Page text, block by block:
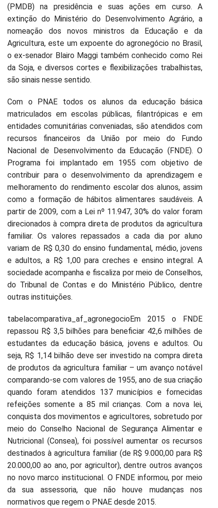
(PMDB) na presidência e suas ações em curso. A
extinção do Ministério do Desenvolvimento Agrário, a
nomeação dos novos ministros da Educação e da
Agricultura, este um expoente do agronegócio no Brasil,
o ex-senador Blairo Maggi também conhecido como Rei
da Soja, e diversos cortes e flexibilizações trabalhistas,
são sinais nesse sentido.
Com o PNAE todos os alunos da educação básica
matriculados em escolas públicas, filantrópicas e em
entidades comunitárias conveniadas, são atendidos com
recursos financeiros da União por meio do Fundo
Nacional de Desenvolvimento da Educação (FNDE). O
Programa foi implantado em 1955 com objetivo de
contribuir para o desenvolvimento da aprendizagem e
melhoramento do rendimento escolar dos alunos, assim
como a formação de hábitos alimentares saudáveis. A
partir de 2009, com a Lei nº 11.947, 30% do valor foram
direcionados à compra direta de produtos da agricultura
familiar. Os valores repassados a cada dia por aluno
variam de R$ 0,30 do ensino fundamental, médio, jovens
e adultos, a R$ 1,00 para creches e ensino integral. A
sociedade acompanha e fiscaliza por meio de Conselhos,
do Tribunal de Contas e do Ministério Público, dentre
outras instituições.
tabelacomparativa_af_agronegocioEm 2015 o FNDE
repassou R$ 3,5 bilhões para beneficiar 42,6 milhões de
estudantes da educação básica, jovens e adultos. Ou
seja, R$ 1,14 bilhão deve ser investido na compra direta
de produtos da agricultura familiar – um avanço notável
comparando-se com valores de 1955, ano de sua criação
quando foram atendidos 137 municípios e fornecidas
refeições somente a 85 mil crianças. Com a nova lei,
conquista dos movimentos e agricultores, sobretudo por
meio do Conselho Nacional de Segurança Alimentar e
Nutricional (Consea), foi possível aumentar os recursos
destinados à agricultura familiar (de R$ 9.000,00 para R$
20.000,00 ao ano, por agricultor), dentre outros avanços
no novo marco institucional. O FNDE informou, por meio
da sua assessoria, que não houve mudanças nos
normativos que regem o PNAE desde 2015.